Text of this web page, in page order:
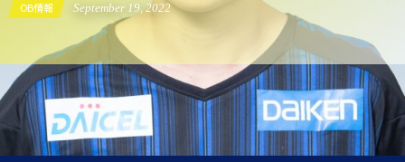
OB情報 September 19,2022